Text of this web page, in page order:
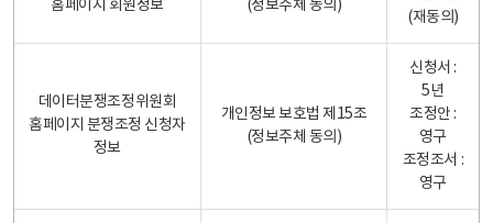
홈페이지 회원정보
(정보주체 동의)
(재동의)
데이터분쟁조정위원회
홈페이지 분쟁조정 신청자
정보
개인정보 보호법 제15조
(정보주체 동의)
신청서 :
5년
조정안 :
영구
조정조서 :
영구